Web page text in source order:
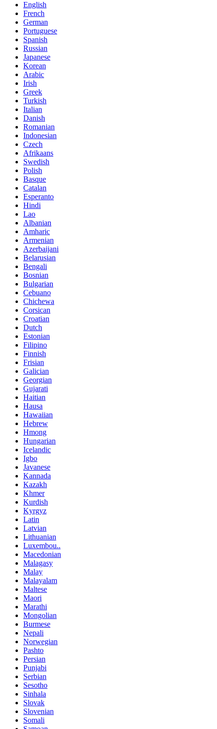
English
French
German
Portuguese
Spanish
Russian
Japanese
Korean
Arabic
Irish
Greek
Turkish
Italian
Danish
Romanian
Indonesian
Czech
Afrikaans
Swedish
Polish
Basque
Catalan
Esperanto
Hindi
Lao
Albanian
Amharic
Armenian
Azerbaijani
Belarusian
Bengali
Bosnian
Bulgarian
Cebuano
Chichewa
Corsican
Croatian
Dutch
Estonian
Filipino
Finnish
Frisian
Galician
Georgian
Gujarati
Haitian
Hausa
Hawaiian
Hebrew
Hmong
Hungarian
Icelandic
Igbo
Javanese
Kannada
Kazakh
Khmer
Kurdish
Kyrgyz
Latin
Latvian
Lithuanian
Luxembou..
Macedonian
Malagasy
Malay
Malayalam
Maltese
Maori
Marathi
Mongolian
Burmese
Nepali
Norwegian
Pashto
Persian
Punjabi
Serbian
Sesotho
Sinhala
Slovak
Slovenian
Somali